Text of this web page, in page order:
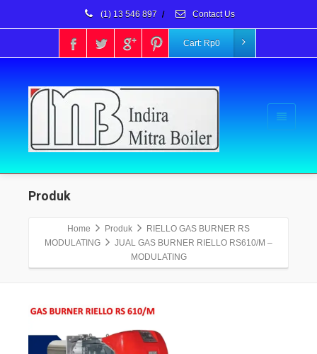
(1) 13 546 897 / Contact Us
Cart: Rp0
Produk
Home Produk
RIELLO GAS BURNER RS
MODULATING
JUAL GAS BURNER RIELLO RS610/M –
MODULATING